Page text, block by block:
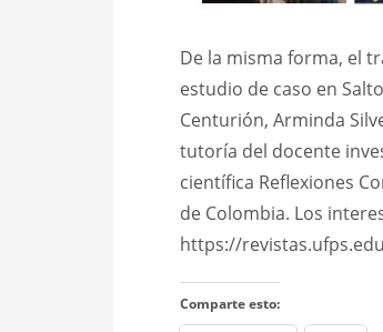
De la misma forma, el
estudio de caso en
Centurión, Arminda
tutoría del docente
científica Reflexiones
de Colombia. Los
https://
Comparte esto: